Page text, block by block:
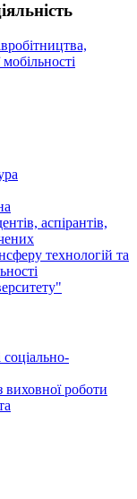
аспірантів,
технологій та
роботи